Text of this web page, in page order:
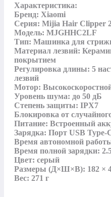
Характеристика:
Бренд: Xiaomi
Серия: Mijia Hair Clipper
Модель: MJGHHC2LF
Тип: Машинка для
Материал лезвий:
покрытием
Регулировка длины: 5
лезвий
Мотор:
Уровень шума: до 50 дБ
Степень защиты: IPX7
Блокировка от
Питание: Встроенный
Зарядка: Порт USB Type-
Время автономной
Время полной зарядки:
Цвет: серый
Размеры (Д×Ш×В): 182 ×
Вес: 271 г